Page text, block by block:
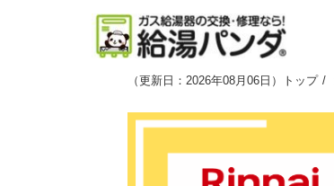
（更新日：2026年08月06日 ） トップ